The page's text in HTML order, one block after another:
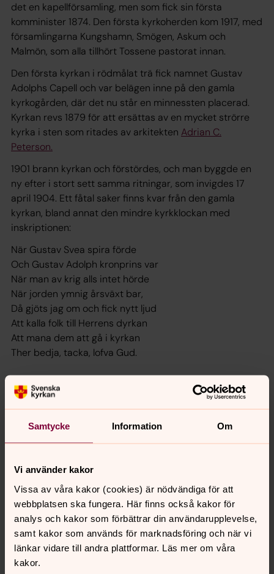
Samtycke Information Om
Vi använder kakor
Vissa av våra kakor (cookies) är nödvändiga för att
webbplatsen ska fungera. Här finns också kakor för
analys och kakor som förbättrar din användarupplevelse,
samt kakor som används för marknadsföring och när vi
länkar vidare till andra plattformar. Läs mer om våra
kakor.
det en kapellförsamling, men som fick sin första
komminister 1874. Den första kyrkoherden kom 1917, med
församlingarna Kungshamn, Smögen, Askum och
Malmön, som alla tillhört Tossene pastorat innan.
Den första kyrkan i rödmålat trä fick namnet Gustav
Adolphs Capell och var belägen inne på den gamla
kyrkogården, där det nu står en minnessten placerad.
Kyrkan revs 1879 för att ersättas av en mycket strörre
kyrka i sten som ritades av arkitekten Adrian C.
Peterson.
1901 brann kyrkan och förstördes, och man byggde en
ny efter i stort sett samma ritningar, som invigdes 17
april 1904. Ett fåtal saker finns kvar från den gamla
kyrkan, bland annat den mindre kyrkklockan med
inskriptionen:
När Gustav Svea spira förde
Och Gustav Adolph kronprins var
När man av krig alls intet hörde
När jorden ymnig årsväxt bar,
Då gjöts jag om och fick nytt ljud
Att kalla folk till Herrens dyrkan
Att mana dem att gå i kyrkan
Ther bedja, tacka, lofva Gud.
Historiska renoveringar
Naturligtvis har det hänt mycket under åren som gått.
1936 sattes det stora altarkrucifixet i trä upp - skuret
av axel Andersson, Morup. Korfönstret som fungerat
vänster köptes ett nytt korfönster in.
1949 installerades tornuret.
1964 byggdes församlingshemmet intill kyrkan.
1965 renoverades kyrkan grundligt och försågs med
nya bänkar.
1974 satte man in en ny orgel med 24 stämmor,